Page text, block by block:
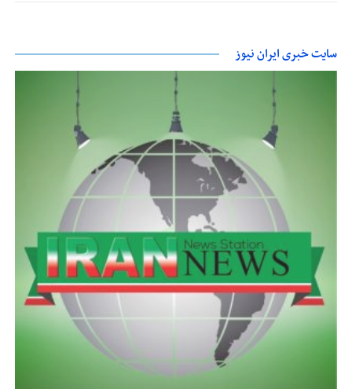
سایت خبری ایران نیوز